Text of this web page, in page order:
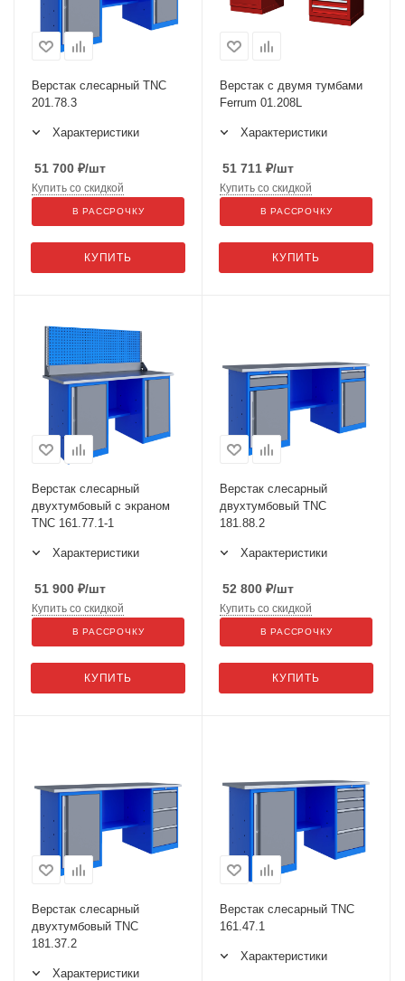
Верстак слесарный TNC
201.78.3
Характеристики
51 700 ₽/шт
КУПИТЬ
Купить со скидкой
В РАССРОЧКУ
Верстак с двумя тумбами
Ferrum 01.208L
Характеристики
51 711 ₽/шт
КУПИТЬ
Купить со скидкой
В РАССРОЧКУ
Верстак слесарный
двухтумбовый с экраном
TNC 161.77.1-1
Характеристики
51 900 ₽/шт
КУПИТЬ
Купить со скидкой
В РАССРОЧКУ
Верстак слесарный
двухтумбовый TNC
181.88.2
Характеристики
52 800 ₽/шт
КУПИТЬ
Купить со скидкой
В РАССРОЧКУ
Верстак слесарный
двухтумбовый TNC
181.37.2
Характеристики
Верстак слесарный TNC
161.47.1
Характеристики